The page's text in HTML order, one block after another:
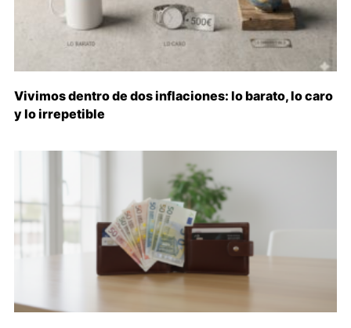
Vivimos dentro de dos inflaciones: lo barato, lo caro
y lo irrepetible